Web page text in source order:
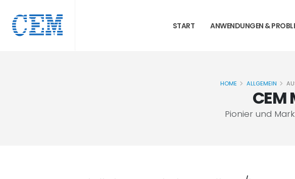
START ANWENDUNGEN &
Pionier und
HOME ALLGEMEIN